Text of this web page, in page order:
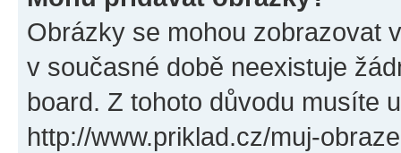
Obrázky se mohou zobrazovat
v současné době neexistuje
board. Z tohoto důvodu musíte
http://www.priklad.cz/muj-